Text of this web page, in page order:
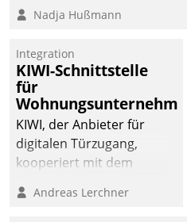
Entscheidungen.
Nadja Hußmann
Integration
KIWI-Schnittstelle
für
Wohnungsunternehmen
KIWI, der Anbieter für
digitalen Türzugang,
kooperiert mit dem
Softwareentwicklungshaus
Andreas Lerchner